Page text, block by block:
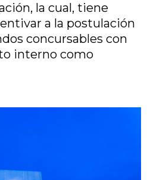
la cual, tiene
a la postulación
concursables con
interno como